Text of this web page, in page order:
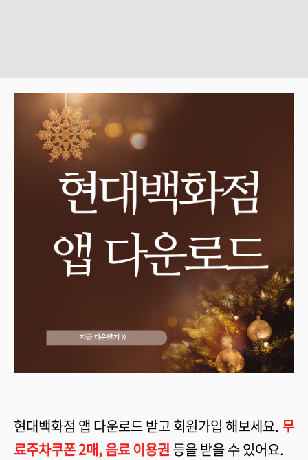
현대백화점 앱 다운로드 받고 회원가입 해보세요. 무
료주차쿠폰 2매, 음료 이용권 등을 받을 수 있어요.